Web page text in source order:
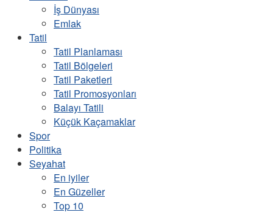
İş Dünyası
Emlak
Tatil
Tatil Planlaması
Tatil Bölgeleri
Tatil Paketleri
Tatil Promosyonları
Balayı Tatili
Küçük Kaçamaklar
Spor
Politika
Seyahat
En iyiler
En Güzeller
Top 10